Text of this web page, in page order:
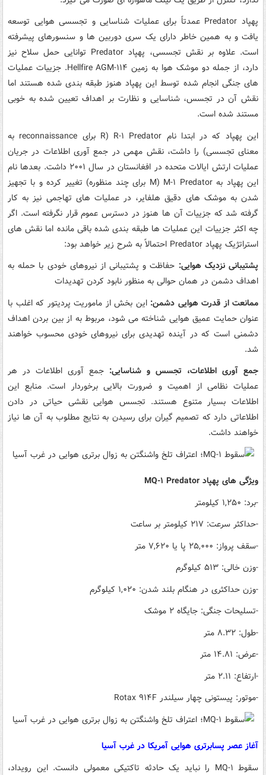
پهپاد Predator عمدتاً برای عملیات شناسایی و تجسسی هوایی توسعه
یافت و به همین خاطر دارای یک سری دوربین ها و سنسورهای پیشرفته
است. علاوه بر نقش تجسسی، پهپاد Predator توانایی حمل سلاح نیز
دارد، از جمله دو موشک هوا به زمین Hellfire AGM-۱۱۴. جزییات عملیات
های جنگی انجام شده توسط این پهپاد هنوز طبقه بندی شده هستند اما
نقش آن در تجسس، شناسایی و نظارت بر اهداف تعیین شده به خوبی
مستند شده است.
این پهپاد که در ابتدا نام R-۱ Predator (R برای reconnaissance به
معنای تجسسی) را داشت، نقش مهمی در جمع آوری اطلاعات در جریان
عملیات ارتش ایالات متحده در افغانستان در سال ۲۰۰۱ داشت. بعدها نام
این پهپاد به M-۱ Predator (M برای چند منظوره) تغییر کرده و با تجهیز
شدن به موشک های دقیق هلفایر، در عملیات های تهاجمی نیز به کار
گرفته شد که جزییات آن ها هنوز در دسترس عموم قرار نگرفته است. اگر
چه اکثر جزییات این عملیات ها طبقه بندی شده باقی مانده اما نقش های
استراتژیک پهپاد Predator احتمالاً به شرح زیر خواهد بود:
پشتیبانی نزدیک هوایی: حفاظت و پشتیبانی از نیروهای خودی با حمله به
اهداف دشمن در همان حوالی به منظور نابود کردن تهدیدات
ممانعت از قدرت هوایی دشمن:این بخش از ماموریت پردیتور که اغلب با
عنوان حمایت عمیق هوایی شناخته می شود، مربوط به از بین بردن اهداف
دشمنی است که در آینده تهدیدی برای نیروهای خودی محسوب خواهند
شد.
جمع آوری اطلاعات، تجسس و شناسایی: جمع آوری اطلاعات در هر
عملیات نظامی از اهمیت و ضرورت بالایی برخوردار است. منابع این
اطلاعات بسیار متنوع هستند. تجسس هوایی نقشی حیاتی در دادن
اطلاعاتی دارد که تصمیم گیران برای رسیدن به نتایج مطلوب به آن ها نیاز
خواهند داشت.
ویژگی های پهپاد MQ-۱ Predator
-برد: ۱,۲۵۰ کیلومتر
-حداکثر سرعت: ۲۱۷ کیلومتر بر ساعت
-سقف پرواز: ۲۵,۰۰۰ پا یا ۷,۶۲۰ متر
-وزن خالی: ۵۱۳ کیلوگرم
-وزن حداکثری در هنگام بلند شدن: ۱,۰۲۰ کیلوگرم
-تسلیحات جنگی: جایگاه ۲ موشک
-طول: ۸.۳۲ متر
-عرض: ۱۴.۸۱ متر
-ارتفاع: ۲.۱۱ متر
-موتور: پیستونی چهار سیلندر Rotax ۹۱۴F
آغاز عصر پسابرتری هوایی آمریکا در غرب آسیا
سقوط MQ-۱ را نباید یک حادثه تاکتیکی معمولی دانست. این رویداد،